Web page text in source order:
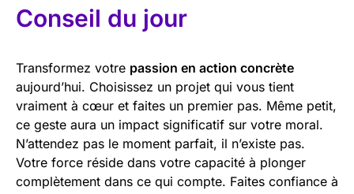
Conseil du jour
Transformez votre passion en action concrète
aujourd’hui. Choisissez un projet qui vous tient
vraiment à cœur et faites un premier pas. Même petit,
ce geste aura un impact significatif sur votre moral.
N’attendez pas le moment parfait, il n’existe pas.
Votre force réside dans votre capacité à plonger
complètement dans ce qui compte. Faites confiance à